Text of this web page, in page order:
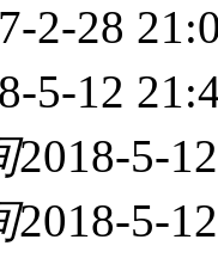
2-28
5-12
2018-5-
2018-5-